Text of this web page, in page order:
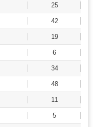
25
42
19
6
34
48
11
5